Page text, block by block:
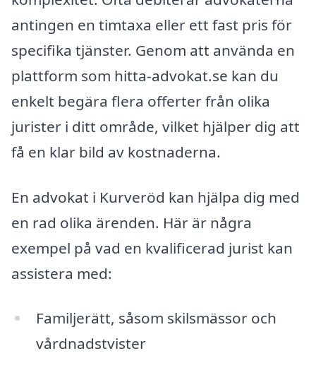
antingen en timtaxa eller ett fast pris för
specifika tjänster. Genom att använda en
plattform som hitta-advokat.se kan du
enkelt begära flera offerter från olika
jurister i ditt område, vilket hjälper dig att
få en klar bild av kostnaderna.
En advokat i Kurveröd kan hjälpa dig med
en rad olika ärenden. Här är några
exempel på vad en kvalificerad jurist kan
assistera med:
Familjerätt, såsom skilsmässor och
vårdnadstvister